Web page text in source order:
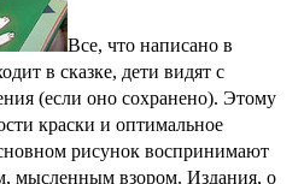
Все, что написано в
в сказке, дети видят с
(если оно сохранено). Этому
краски и оптимальное
рисунок воспринимают
мысленным взором. Издания, о